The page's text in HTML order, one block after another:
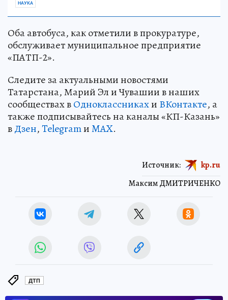
НАУКА
Оба автобуса, как отметили в прокуратуре,
обслуживает муниципальное предприятие
«ПАТП-2».
Следите за актуальными новостями
Татарстана, Марий Эл и Чувашии в наших
сообществах вОдноклассникахи ВКонтакте, а
также подписывайтесь на каналы «КП-Казань»
вДзен,TelegramиMAX.
Максим ДМИТРИЧЕНКО
Источник: kp.ru
ДТП